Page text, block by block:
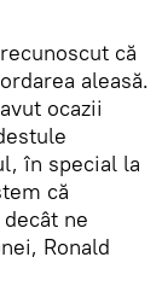
că
aleasă.
ocazii
în special la
că
ne
Ronald